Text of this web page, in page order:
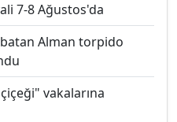
7-8 Ağustos'da
Alman torpido
vakalarına